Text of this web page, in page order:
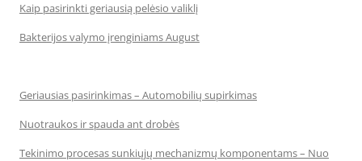
Kaip pasirinkti geriausią pelėsio valiklį
Bakterijos valymo įrenginiams August
Geriausias pasirinkimas – Automobilių supirkimas
Nuotraukos ir spauda ant drobės
Tekinimo procesas sunkiųjų mechanizmų komponentams – Nuo